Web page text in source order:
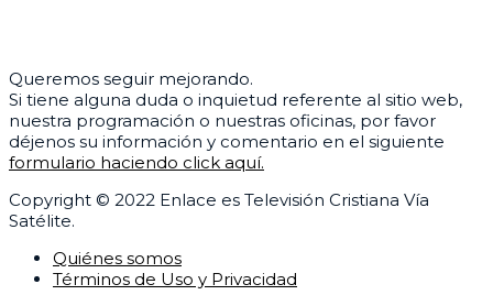
Queremos seguir mejorando.
Si tiene alguna duda o inquietud referente al sitio web,
nuestra programación o nuestras oficinas, por favor
déjenos su información y comentario en el siguiente
formulario haciendo click aquí.
Copyright © 2022 Enlace es Televisión Cristiana Vía
Satélite.
Quiénes somos
Términos de Uso y Privacidad